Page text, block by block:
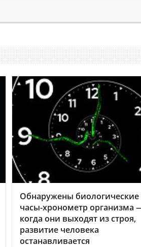
Обнаружены биологические
часы-хронометр организма
когда они выходят из строя,
развитие человека
останавливается